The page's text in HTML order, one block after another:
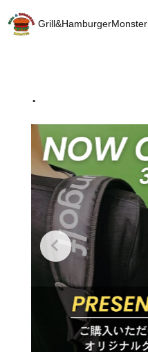
Grill&HamburgerMonster
.